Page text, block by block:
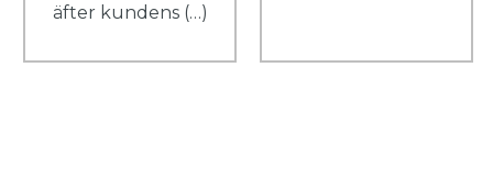
äfter kundens (…)